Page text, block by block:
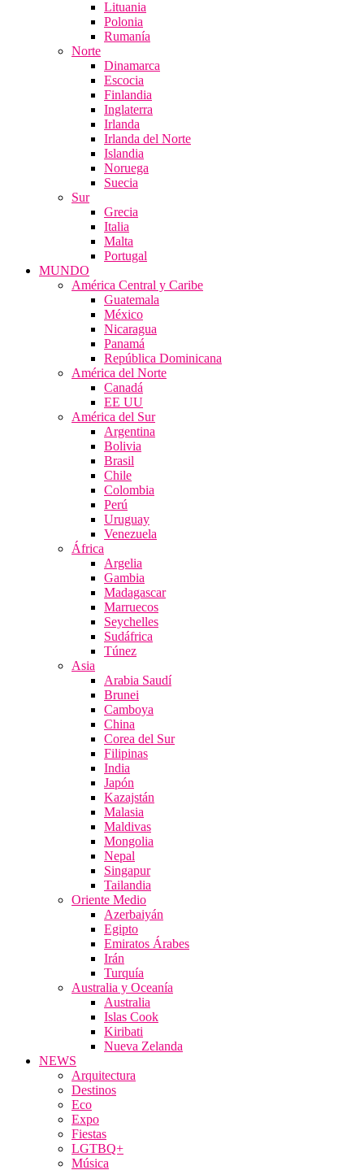
Lituania
Polonia
Rumanía
Norte
Dinamarca
Escocia
Finlandia
Inglaterra
Irlanda
Irlanda del Norte
Islandia
Noruega
Suecia
Sur
Grecia
Italia
Malta
Portugal
MUNDO
América Central y Caribe
Guatemala
México
Nicaragua
Panamá
República Dominicana
América del Norte
Canadá
EE UU
América del Sur
Argentina
Bolivia
Brasil
Chile
Colombia
Perú
Uruguay
Venezuela
África
Argelia
Gambia
Madagascar
Marruecos
Seychelles
Sudáfrica
Túnez
Asia
Arabia Saudí
Brunei
Camboya
China
Corea del Sur
Filipinas
India
Japón
Kazajstán
Malasia
Maldivas
Mongolia
Nepal
Singapur
Tailandia
Oriente Medio
Azerbaiyán
Egipto
Emiratos Árabes
Irán
Turquía
Australia y Oceanía
Australia
Islas Cook
Kiribati
Nueva Zelanda
NEWS
Arquitectura
Destinos
Eco
Expo
Fiestas
LGTBQ+
Música